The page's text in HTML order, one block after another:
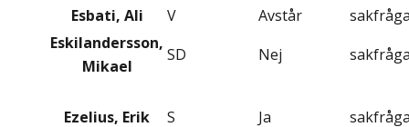
Esbati, Ali
V Avstår
Eskilandersson,
Mikael
SD Nej
Ezelius, Erik S Ja